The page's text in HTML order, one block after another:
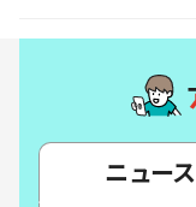
ニュース